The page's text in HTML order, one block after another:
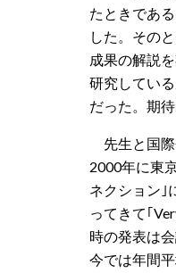
たときであ
した。その
成果の解説
研究してい
だった。期
先生と国際
2000年に東
ネクション｣
ってきて｢
時の発表は
今では年間